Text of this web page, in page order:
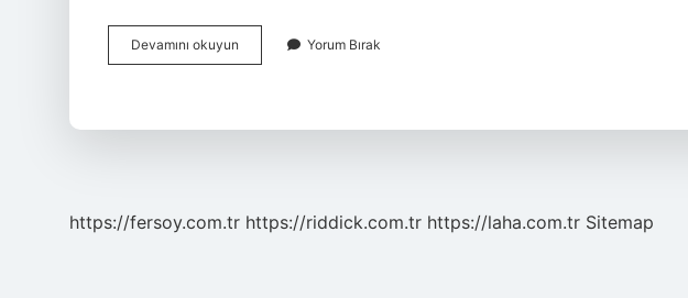
Devamını okuyun
Yaprak
Yorum Bırak
https://fersoy.com.tr https://riddick.com.tr https://laha.com.tr Sitemap